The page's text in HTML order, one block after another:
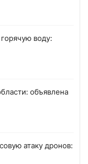
воду:
объявлена
атаку дронов: